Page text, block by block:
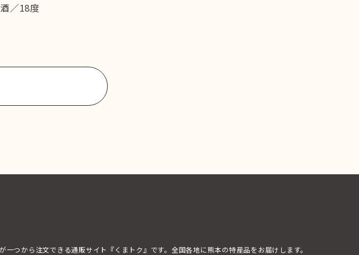
／18度
一つから注文できる通販サイト『くまトク』です。全国各地に熊本の特産品をお届けします。